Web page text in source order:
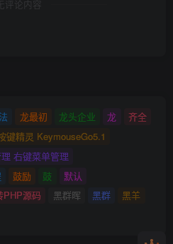
评论内容
龙最初 龙头企业 龙
齐全
键精灵 KeymouseGo5.1
右键菜单管理
鼓励 鼓
默认
PHP源码
黑群晖 黑群
黑羊